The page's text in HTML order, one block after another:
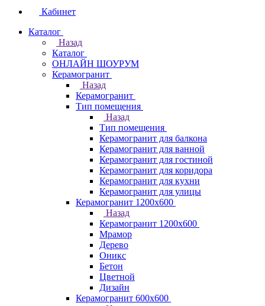
Кабинет
Каталог
Назад
Каталог
ОНЛАЙН ШОУРУМ
Керамогранит
Назад
Керамогранит
Тип помещения
Назад
Тип помещения
Керамогранит для балкона
Керамогранит для ванной
Керамогранит для гостиной
Керамогранит для коридора
Керамогранит для кухни
Керамогранит для улицы
Керамогранит 1200х600
Назад
Керамогранит 1200х600
Мрамор
Дерево
Оникс
Бетон
Цветной
Дизайн
Керамогранит 600х600